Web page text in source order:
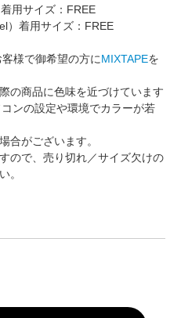
用サイズ：FREE
）着用サイズ：FREE
様で御希望の方にMIXTAPEを
の商品に色味を近づけています
ンの設定や環境でカラーが若
合がございます。
ので、売り切れ／サイズ欠けの
。